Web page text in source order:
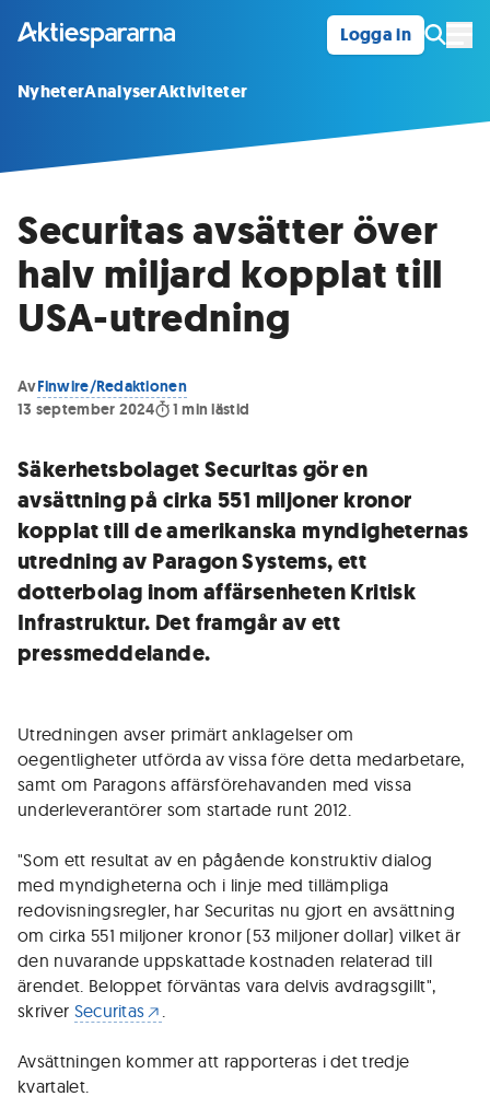
Logga in
NyheterAnalyserAktiviteter
Securitas avsätter över
halv miljard kopplat till
USA-utredning
AvFinwire/Redaktionen
13 september 2024
1 min lästid
Säkerhetsbolaget Securitas gör en
avsättning på cirka 551 miljoner kronor
kopplat till de amerikanska myndigheternas
utredning av Paragon Systems, ett
dotterbolag inom affärsenheten Kritisk
Infrastruktur. Det framgår av ett
pressmeddelande.
Utredningen avser primärt anklagelser om
oegentligheter utförda av vissa före detta medarbetare,
samt om Paragons affärsförehavanden med vissa
underleverantörer som startade runt 2012.
"Som ett resultat av en pågående konstruktiv dialog
med myndigheterna och i linje med tillämpliga
redovisningsregler, har Securitas nu gjort en avsättning
om cirka 551 miljoner kronor (53 miljoner dollar) vilket är
den nuvarande uppskattade kostnaden relaterad till
ärendet. Beloppet förväntas vara delvis avdragsgillt",
skriver Securitas .
Avsättningen kommer att rapporteras i det tredje
kvartalet.